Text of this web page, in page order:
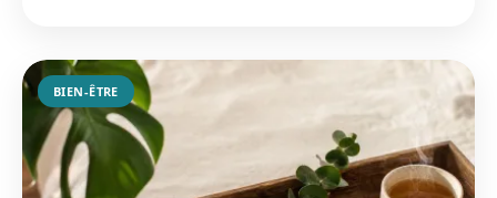
BIEN-ÊTRE